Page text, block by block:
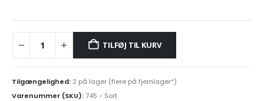
TILFØJ TIL KURV
Tilgængelighed: 2 på lager (flere på fjernlager*)
Varenummer (SKU):745 - Sort